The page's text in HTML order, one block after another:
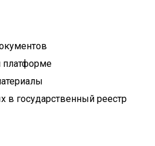
платформе
в государственный реестр